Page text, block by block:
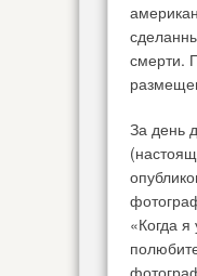
смерти.
За день
«Когда